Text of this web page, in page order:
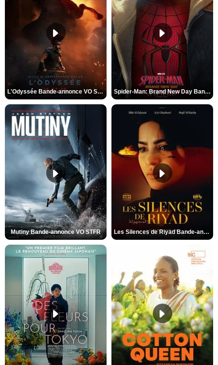
L'Odyssée Bande-annonce VO STFR Spider-Man: Brand New Day Bande-annonce VO STFR
Mutiny Bande-annonce VO STFR Les Silences de Riyad Bande-annonce VO STFR